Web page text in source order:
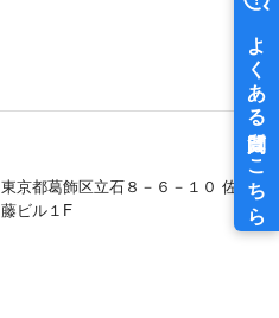
東京都葛飾区立石８－６－１０ 佐
藤ビル１F